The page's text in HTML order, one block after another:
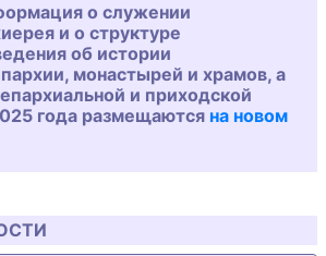
о служении
и о структуре
об истории
монастырей и храмов, а
и приходской
года размещаются на новом